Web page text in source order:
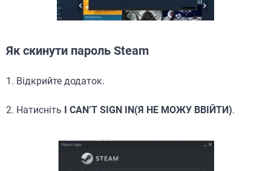
Як скинути пароль Steam
1. Відкрийте додаток.
2. Натисніть I CAN’T SIGN IN(Я НЕ МОЖУ ВВІЙТИ).